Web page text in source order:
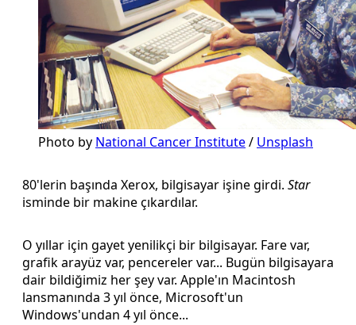
Photo by National Cancer Institute / Unsplash
80'lerin başında Xerox, bilgisayar işine girdi. Star
isminde bir makine çıkardılar.
O yıllar için gayet yenilikçi bir bilgisayar. Fare var,
grafik arayüz var, pencereler var... Bugün bilgisayara
dair bildiğimiz her şey var. Apple'ın Macintosh
lansmanında 3 yıl önce, Microsoft'un
Windows'undan 4 yıl önce...